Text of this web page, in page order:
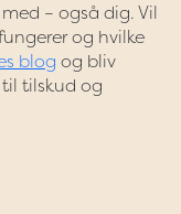
– også dig. Vil
og hvilke
blog og bliv
tilskud og